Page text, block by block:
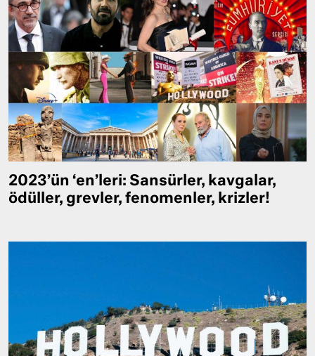
2023’ün ‘en’leri: Sansürler, kavgalar,
ödüller, grevler, fenomenler, krizler!